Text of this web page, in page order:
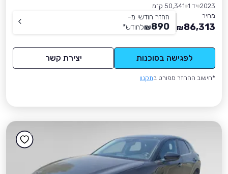
2023 יד 1
50,341 ק״מ
מחיר
86,313
₪
החזר חודשי מ-
890
₪לחודש*
לפגישה בסוכנות יצירת קשר
*חישוב ההחזר מפורט בתקנון